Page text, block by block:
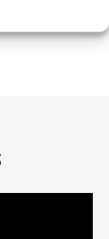
para